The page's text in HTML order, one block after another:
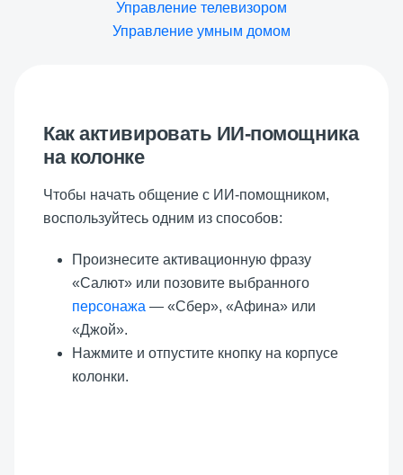
Управление телевизором
Управление умным домом
Как активировать ИИ-помощника
на колонке
Чтобы начать общение с ИИ-помощником,
воспользуйтесь одним из способов:
Произнесите активационную фразу
«Салют» или позовите выбранного
персонажа — «Сбер», «Афина» или
«Джой».
Нажмите и отпустите кнопку на корпусе
колонки.